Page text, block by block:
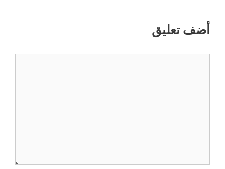
أضف تعليق